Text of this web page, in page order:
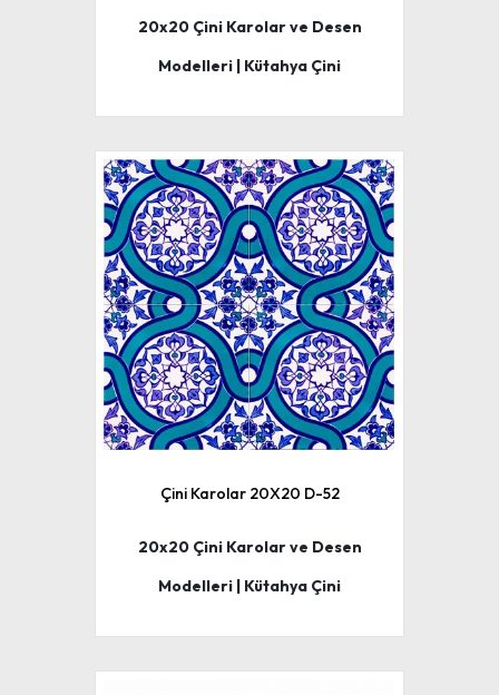
20x20 Çini Karolar ve Desen
Modelleri | Kütahya Çini
Çini Karolar 20X20 D-52
20x20 Çini Karolar ve Desen
Modelleri | Kütahya Çini